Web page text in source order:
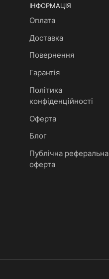
ІНФОРМАЦІЯ
Оплата
Доставка
Повернення
Гарантія
Політика
конфіденційності
Оферта
Блог
Публічна реферальна
оферта